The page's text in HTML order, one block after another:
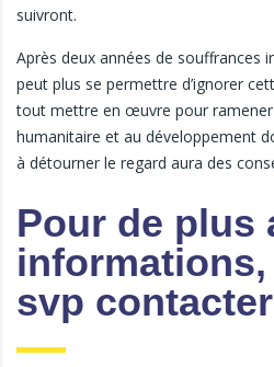
suivront.
Après deux années de souffrances
peut plus se permettre d’ignorer
tout mettre en œuvre pour ramener
humanitaire et au développement
à détourner le regard aura des
Pour de plus
svp